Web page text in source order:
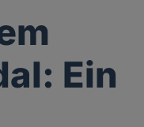
Ein